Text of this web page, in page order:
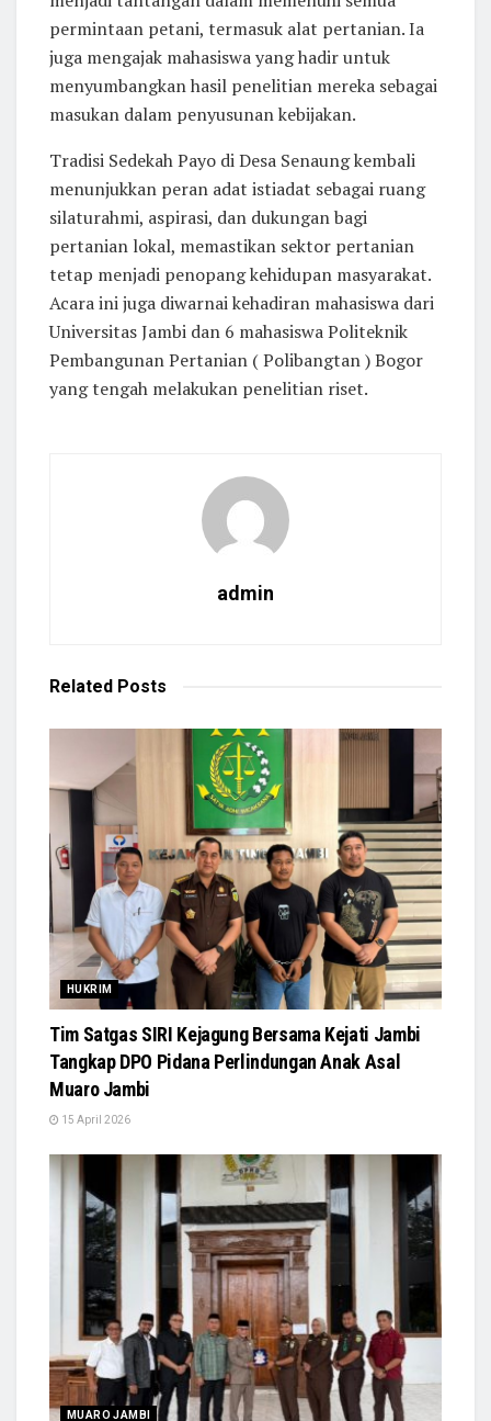
permintaan petani, termasuk alat pertanian. Ia
juga mengajak mahasiswa yang hadir untuk
menyumbangkan hasil penelitian mereka sebagai
masukan dalam penyusunan kebijakan.
Tradisi Sedekah Payo di Desa Senaung kembali
menunjukkan peran adat istiadat sebagai ruang
silaturahmi, aspirasi, dan dukungan bagi
pertanian lokal, memastikan sektor pertanian
tetap menjadi penopang kehidupan masyarakat.
Acara ini juga diwarnai kehadiran mahasiswa dari
Universitas Jambi dan 6 mahasiswa Politeknik
Pembangunan Pertanian ( Polibangtan ) Bogor
yang tengah melakukan penelitian riset.
admin
Related Posts
HUKRIM
Tim Satgas SIRI Kejagung Bersama Kejati Jambi
Tangkap DPO Pidana Perlindungan Anak Asal
Muaro Jambi
15 April 2026
MUARO JAMBI